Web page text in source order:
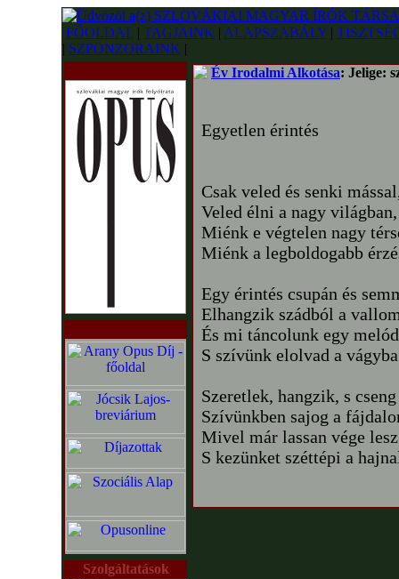
FŐOLDAL | TAGJAINK | ALAPSZABÁLY |
| SZPONZORAINK |
Szolgáltatások
Év Irodalmi Alkotása: Jelige:
Egyetlen érintés
Csak veled és senki
Veled élni a nagy világban,
Miénk e végtelen nagy
Miénk a legboldogabb
Egy érintés csupán és
Elhangzik szádból a
És mi táncolunk egy
S szívünk elolvad a
Szeretlek, hangzik, s
Szívünkben sajog a
Mivel már lassan vége
S kezünket széttépi a